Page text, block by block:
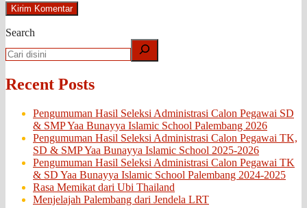
Search
Recent Posts
Pengumuman Hasil Seleksi Administrasi Calon Pegawai SD
& SMP Yaa Bunayya Islamic School Palembang 2026
Pengumuman Hasil Seleksi Administrasi Calon Pegawai TK,
SD & SMP Yaa Bunayya Islamic School 2025-2026
Pengumuman Hasil Seleksi Administrasi Calon Pegawai TK
& SD Yaa Bunayya Islamic School Palembang 2024-2025
Rasa Memikat dari Ubi Thailand
Menjelajah Palembang dari Jendela LRT